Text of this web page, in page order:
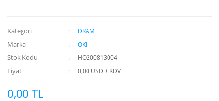
Kategori DRAM
Marka OKI
Stok Kodu HO200813004
Fiyat 0,00 USD + KDV
0,00 TL